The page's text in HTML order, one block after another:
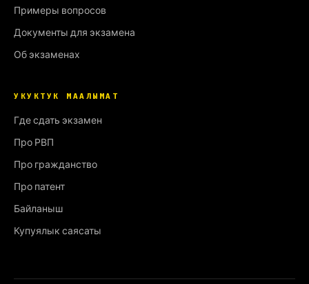
Примеры вопросов
Документы для экзамена
Об экзаменах
УКУКТУК МААЛЫМАТ
Где сдать экзамен
Про РВП
Про гражданство
Про патент
Байланыш
Купуялык саясаты